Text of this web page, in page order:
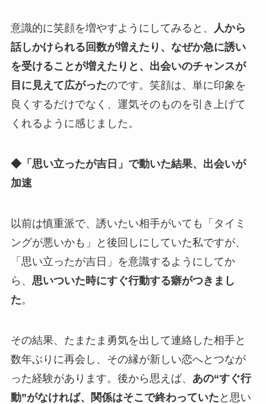
意識的に笑顔を増やすようにしてみると、
人から
話しかけられる回数が増えたり、なぜか急に誘い
を受けることが増えたりと、出会いのチャンスが
目に見えて広がったのです。笑顔は、単に印象を
良くするだけでなく、運気そのものを引き上げて
くれるように感じました。
◆「思い立ったが吉日」で動いた結果、出会いが
加速
以前は慎重派で、誘いたい相手がいても「タイミ
ングが悪いかも」と後回しにしていた私ですが、
「思い立ったが吉日」を意識するようにしてか
ら、 思いついた時にすぐ行動する癖がつきまし
た。
その結果、たまたま勇気を出して連絡した相手と
数年ぶりに再会し、その縁が新しい恋へとつなが
った経験があります。後から思えば、 あの“すぐ行
動”がなければ、関係はそこで終わっていた と思い